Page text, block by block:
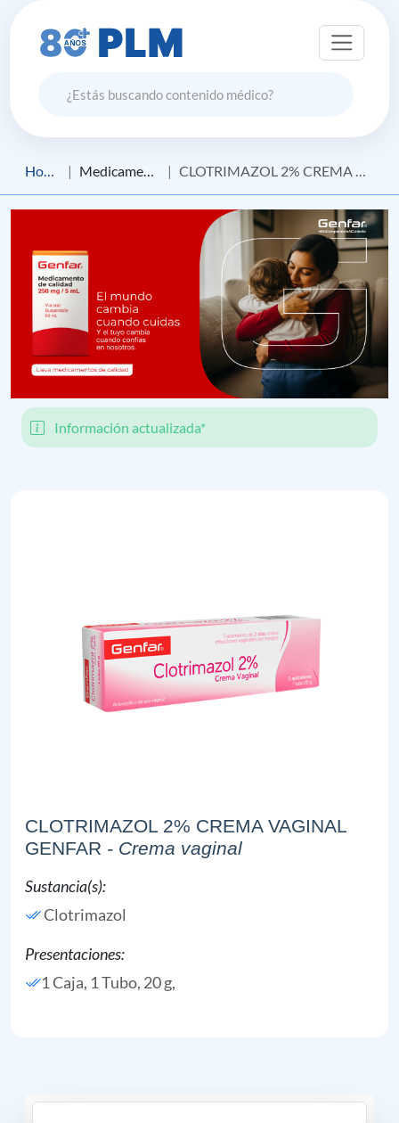
Home Medicamento CLOTRIMAZOL 2% CREMA VAGINAL GENFAR
Información actualizada*
CLOTRIMAZOL 2% CREMA VAGINAL
GENFAR - Crema vaginal
Sustancia(s):
Clotrimazol
Presentaciones:
1 Caja, 1 Tubo, 20 g,